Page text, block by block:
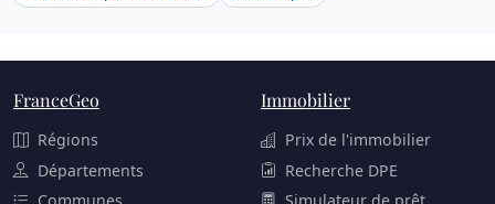
FranceGeo
Régions
Départements
Immobilier
Prix de l'immobilier
Recherche DPE